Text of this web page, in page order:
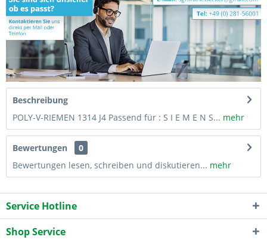
Beschreibung
POLY-V-RIEMEN 1314 J4 Passend für : S I E M E N S... mehr
Bewertungen
0
Bewertungen lesen, schreiben und diskutieren... mehr
Service Hotline
Shop Service